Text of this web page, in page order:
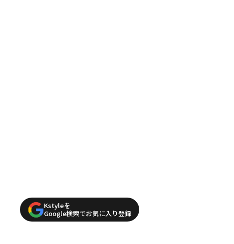
Kstyleを
Google検索でお気に入り登録